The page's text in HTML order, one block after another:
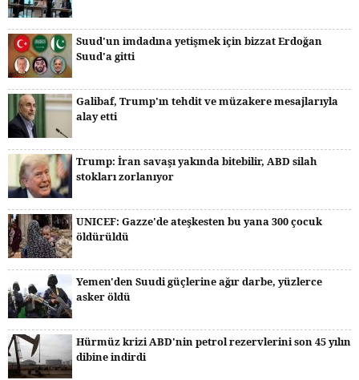
Suud'un imdadına yetişmek için bizzat Erdoğan
Suud'a gitti
Galibaf, Trump'ın tehdit ve müzakere mesajlarıyla
alay etti
Trump: İran savaşı yakında bitebilir, ABD silah
stokları zorlanıyor
UNICEF: Gazze'de ateşkesten bu yana 300 çocuk
öldürüldü
Yemen'den Suudi güçlerine ağır darbe, yüzlerce
asker öldü
Hürmüz krizi ABD'nin petrol rezervlerini son 45 yılın
dibine indirdi